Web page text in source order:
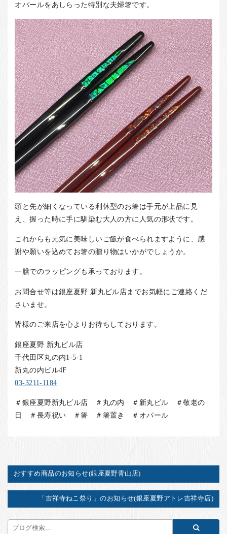
オパールをあしらった特別な夫婦箸です。
頭と先が細くなっている利休型のお箸は手元が上品に見
え、握った時に手に馴染む大人の方に人気の形状です。
これからも元気に美味しいご飯が食べられますように、感
謝や願いを込めてお箸の贈り物はいかがでしょうか。
一膳でのラッピングも承っております。
お問合せ等は銀座夏野 新丸ビル店までお気軽にご連絡くだ
さいませ。
皆様のご来店を心よりお待ちしております。
銀座夏野 新丸ビル店
千代田区丸の内1-5-1
新丸の内ビル4F
03-3211-1184
＃銀座夏野新丸ビル店 ＃丸の内 ＃新丸ビル ＃敬老の
日 ＃長寿祝い ＃箸 ＃箸置き ＃オパール
おすすめ商品のお知らせ(銀座夏野青山店)
「吉祥寺ねこ祭り」のお知らせ(銀座夏野アトレ吉祥寺店)